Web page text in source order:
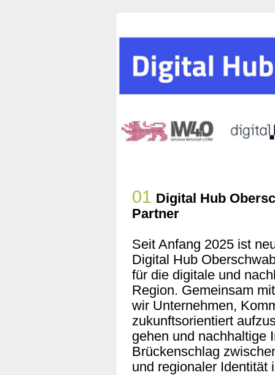
01 Digital Hub
Partner
Seit Anfang 2025 ist
Digital Hub
für die digitale und
Region. Gemeinsam
wir Unternehmen,
zukunftsorientiert
gehen und nachhaltige
Brückenschlag
und regionaler Identität